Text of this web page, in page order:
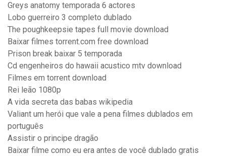
Greys anatomy temporada 6 actores
Lobo guerreiro 3 completo dublado
The poughkeepsie tapes full movie download
Baixar filmes torrent.com free download
Prison break baixar 5 temporada
Cd engenheiros do hawaii acustico mtv download
Filmes em torrent download
Rei leão 1080p
A vida secreta das babas wikipedia
Valiant um herói que vale a pena filmes dublados em
português
Assistir o principe dragão
Baixar filme como eu era antes de você dublado gratis